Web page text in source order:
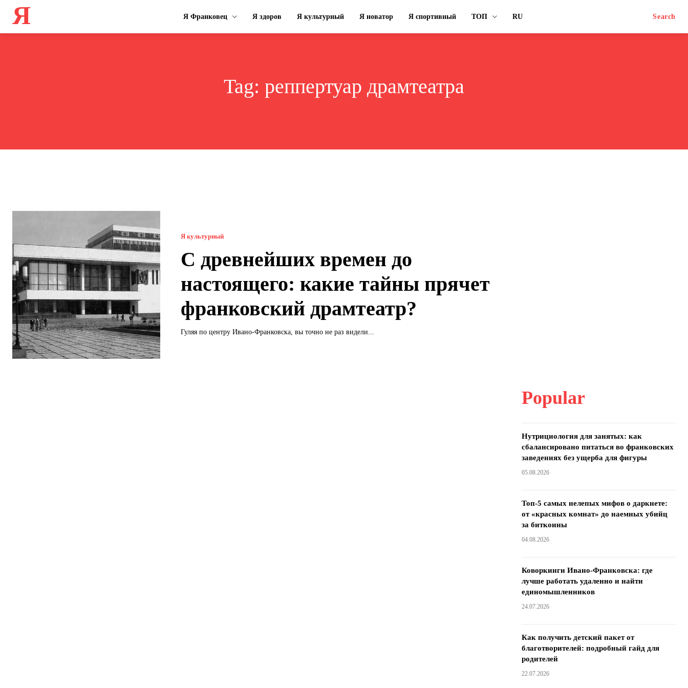
Я Я Франковец Я здоров Я культурный Я новатор Я спортивный ТОП RU Search
Tag: реппертуар драмтеатра
Я культурный
С древнейших времен до
настоящего: какие тайны прячет
франковский драмтеатр?
Гуляя по центру Ивано-Франковска, вы точно не раз видели...
Popular
Нутрициология для занятых: как
сбалансировано питаться во франковских
заведениях без ущерба для фигуры
05.08.2026
Топ-5 самых нелепых мифов о даркнете:
от «красных комнат» до наемных убийц
за биткоины
04.08.2026
Коворкинги Ивано-Франковска: где
лучше работать удаленно и найти
единомышленников
24.07.2026
Как получить детский пакет от
благотворителей: подробный гайд для
родителей
22.07.2026